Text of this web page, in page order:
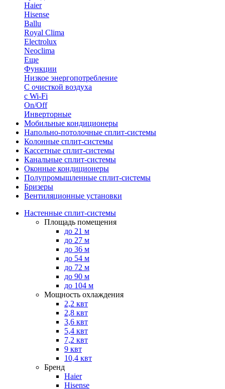
Haier
Hisense
Ballu
Royal Clima
Electrolux
Neoclima
Еще
Функции
Низкое энергопотребление
С очисткой воздуха
с Wi-Fi
On/Off
Инверторные
Мобильные кондиционеры
Напольно-потолоч​ные ​сплит-системы
Колонные ​​сплит-системы
Кассетные сплит-системы
Канальные сплит-системы
Оконные кондиционеры
Полупромышленные сплит-системы
Бризеры
Вентиляционные установки
Настенные сплит-системы
Площадь помещения
до 21 м
до 27 м
до 36 м
до 54 м
до 72 м
до 90 м
до 104 м
Мощность охлаждения
2,2 квт
2,8 квт
3,6 квт
5,4 квт
7,2 квт
9 квт
10,4 квт
Бренд
Haier
Hisense